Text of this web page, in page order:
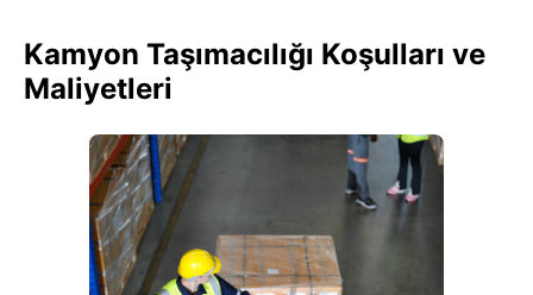
Kamyon Taşımacılığı Koşulları ve
Maliyetleri